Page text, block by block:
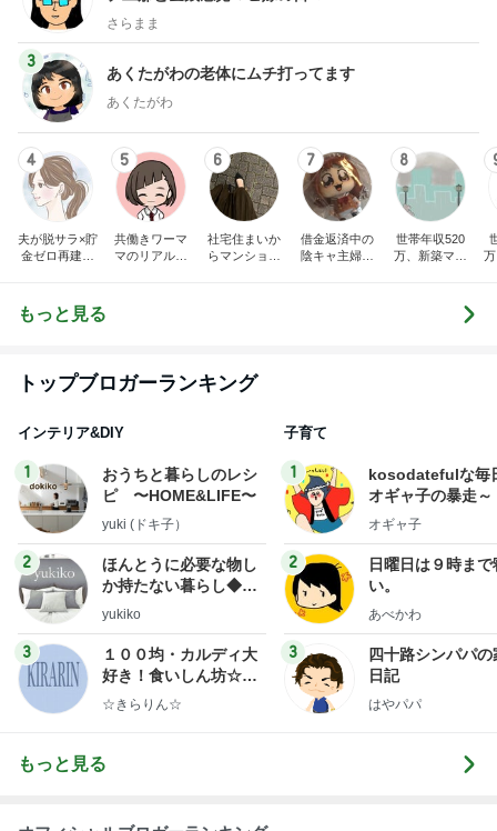
さらまま
3
あくたがわの老体にムチ打ってます
あくたがわ
4
夫が脱サラ×貯
金ゼロ再建｜
5
共働きワーマ
マのリアル日
6
社宅住まいか
らマンション
7
借金返済中の
陰キャ主婦サ
8
世帯年収520
万、新築マン
たいので節約
生活してます!
もっと見る
トップブロガーランキング
インテリア&DIY
1
おうちと暮らしのレシ
ピ 〜HOME&LIFE〜
yuki (ドキ子）
2
ほんとうに必要な物し
か持たない暮らし◆Ke
ep Life Simple◆〜イ
yukiko
3
１００均・カルディ大
好き！食いしん坊☆き
らりん☆のブログ
☆きらりん☆
子育て
1
kosodatefulな毎
オギャ子の暴走～
オギャ子
2
日曜日は９時まで
い。
あべかわ
3
四十路シンパパの
日記
はやパパ
もっと見る